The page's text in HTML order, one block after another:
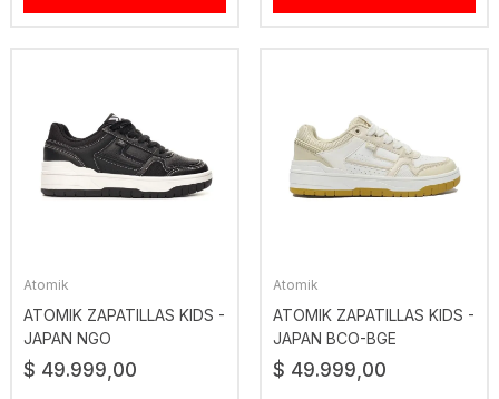
Atomik
ATOMIK ZAPATILLAS KIDS -
JAPAN NGO
$ 49.999,00
Atomik
ATOMIK ZAPATILLAS KIDS -
JAPAN BCO-BGE
$ 49.999,00